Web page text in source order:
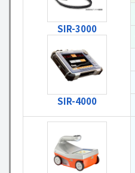
SIR-3000
SIR-4000